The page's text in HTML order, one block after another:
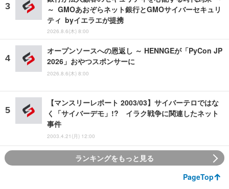
～ GMOあおぞらネット銀行とGMOサイバーセキュリ
ティ byイエラエが提携
2026.8.6(木) 8:00
オープンソースへの恩返し ～ HENNGEが「PyCon JP
2026」おやつスポンサーに
2026.8.6(木) 8:00
【マンスリーレポート 2003/03】サイバーテロではな
く「サイバーデモ」!? イラク戦争に関連したネット
事件
2003.4.21(月) 12:00
ランキングをもっと見る
PageTop